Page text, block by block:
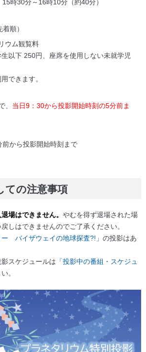
時30分～16時10分（約40分）
順）
ウム観覧料
生以下 250円、座席を使用しない未就学児
できます。
、 当日9：30から投影開始時刻の5分前ま
から投影開始時刻まで
ての注意事項
場はできません。 やむを得ず退場された場
しはできませんのでご了承ください。
ー バイザウェイの地球探査?! 」の投影はあ
スケジュールは 「投影中の番組・スケジュ
。